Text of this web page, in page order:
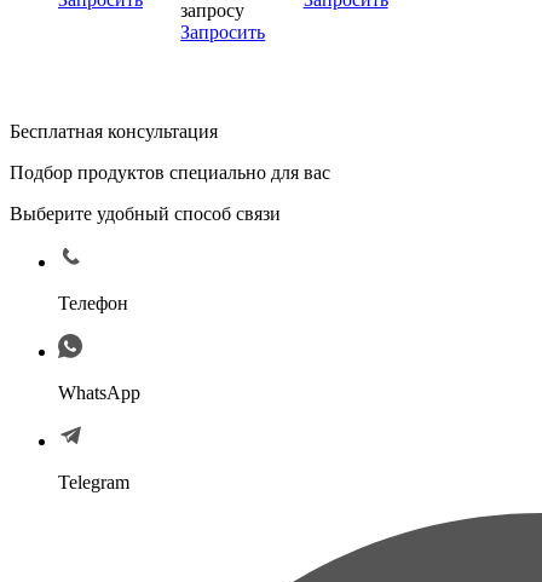
запросу
Запросить
Бесплатная консультация
Подбор продуктов специально для вас
Выберите удобный способ связи
Телефон
WhatsApp
Telegram